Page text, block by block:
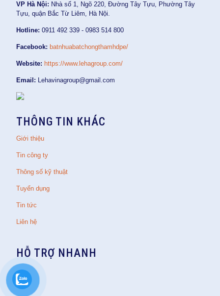
VP Hà Nội: Nhà số 1, Ngõ 220, Đường Tây Tựu, Phường Tây
Tựu, quận Bắc Từ Liêm, Hà Nội.
Hotline: 0911 492 339 - 0983 514 800
Facebook: batnhuabatchongthamhdpe/
Website: https://www.lehagroup.com/
Email: Lehavinagroup@gmail.com
THÔNG TIN KHÁC
Giới thiệu
Tin công ty
Thông số kỹ thuật
Tuyển dụng
Tin tức
Liên hệ
HỖ TRỢ NHANH